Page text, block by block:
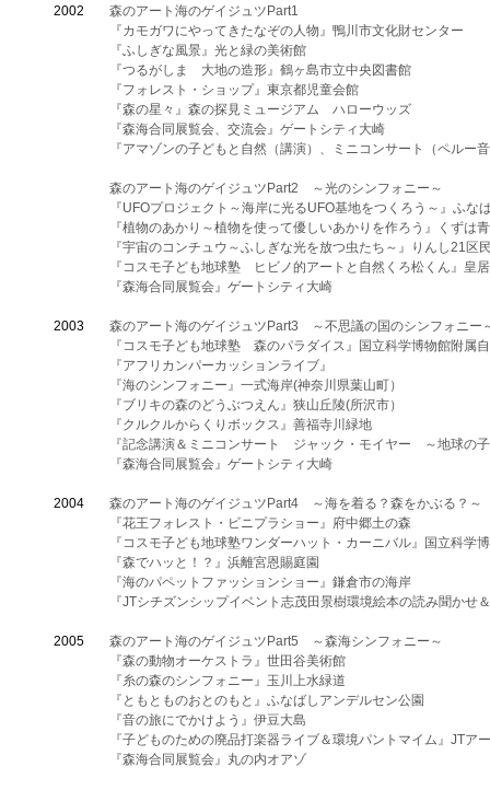
2002
2003
2004
2005
森のアート海のゲイジュツPart1
『カモガワにやってきたなぞの人物』鴨川市文化財センター
『ふしぎな風景』光と緑の美術館
『つるがしま 大地の造形』鶴ヶ島市立中央図書館
『フォレスト・ショップ』東京都児童会館
『森の星々』森の探見ミュージアム ハローウッズ
『森海合同展覧会、交流会』ゲートシティ大崎
『アマゾンの子どもと自然（講演）、ミニコンサート（ペルー
森のアート海のゲイジュツPart2 ～光のシンフォニー～
『UFOプロジェクト～海岸に光るUFO基地をつくろう～』ふな
『植物のあかり～植物を使って優しいあかりを作ろう』くずは
『宇宙のコンチュウ～ふしぎな光を放つ虫たち～』りんし21区
『コスモ子ども地球塾 ヒビノ的アートと自然くろ松くん』皇
『森海合同展覧会』ゲートシティ大崎
森のアート海のゲイジュツPart3 ～不思議の国のシンフォニー
『コスモ子ども地球塾 森のパラダイス』国立科学博物館附属
『アフリカンパーカッションライブ』
『海のシンフォニー』一式海岸(神奈川県葉山町）
『ブリキの森のどうぶつえん』狭山丘陵(所沢市）
『クルクルからくりボックス』善福寺川緑地
『記念講演＆ミニコンサート ジャック・モイヤー ～地球の
『森海合同展覧会』ゲートシティ大崎
森のアート海のゲイジュツPart4 ～海を着る？森をかぶる？～
『花王フォレスト・ビニプラショー』府中郷土の森
『コスモ子ども地球塾ワンダーハット・カーニバル』国立科学
『森でハッと！？』浜離宮恩賜庭園
『海のパペットファッションショー』鎌倉市の海岸
『JTシチズンシップイベント志茂田景樹環境絵本の読み聞か
森のアート海のゲイジュツPart5 ～森海シンフォニー～
『森の動物オーケストラ』世田谷美術館
『糸の森のシンフォニー』玉川上水緑道
『ともとものおとのもと』ふなばしアンデルセン公園
『音の旅にでかけよう』伊豆大島
『子どものための廃品打楽器ライブ＆環境パントマイム』JTア
『森海合同展覧会』丸の内オアゾ